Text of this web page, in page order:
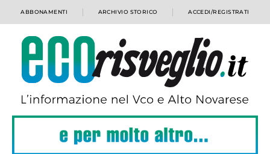
ABBONAMENTI ARCHIVIO STORICO ACCEDI/REGISTRATI